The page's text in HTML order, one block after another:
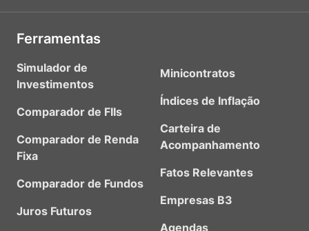
Ferramentas
Simulador de
Investimentos
Comparador de FIIs
Comparador de Renda
Fixa
Comparador de Fundos
Juros Futuros
Minicontratos
Índices de Inflação
Carteira de
Acompanhamento
Fatos Relevantes
Empresas B3
Agendas